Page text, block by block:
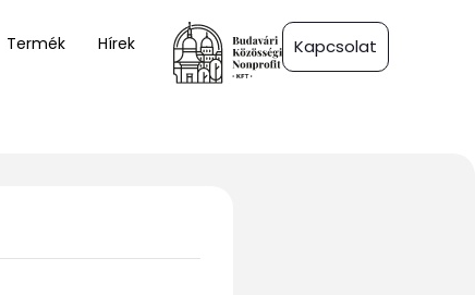
Termék
Hírek
Kapcsolat